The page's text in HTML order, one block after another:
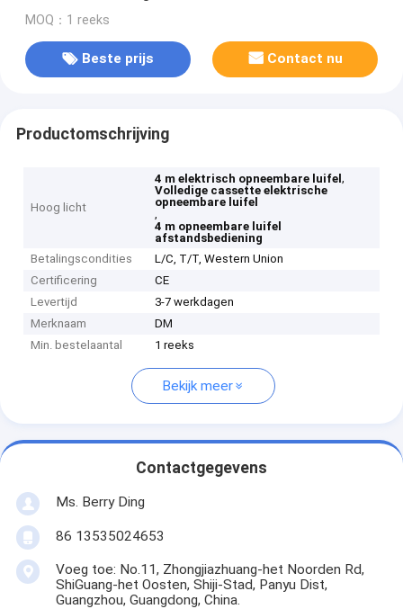
MOQ：1 reeks
Beste prijs Contact nu
Productomschrijving
Hoog licht
4 m elektrisch opneembare luifel,
Volledige cassette elektrische
opneembare luifel
,
4 m opneembare luifel
afstandsbediening
Betalingscondities
L/C, T/T, Western Union
Certificering
CE
Levertijd
3-7 werkdagen
Merknaam
DM
Min. bestelaantal
1 reeks
Bekijk meer
Contactgegevens
Ms. Berry Ding
86 13535024653
Voeg toe: No.11, Zhongjiazhuang-het Noorden Rd,
ShiGuang-het Oosten, Shiji-Stad, Panyu Dist,
Guangzhou, Guangdong, China.